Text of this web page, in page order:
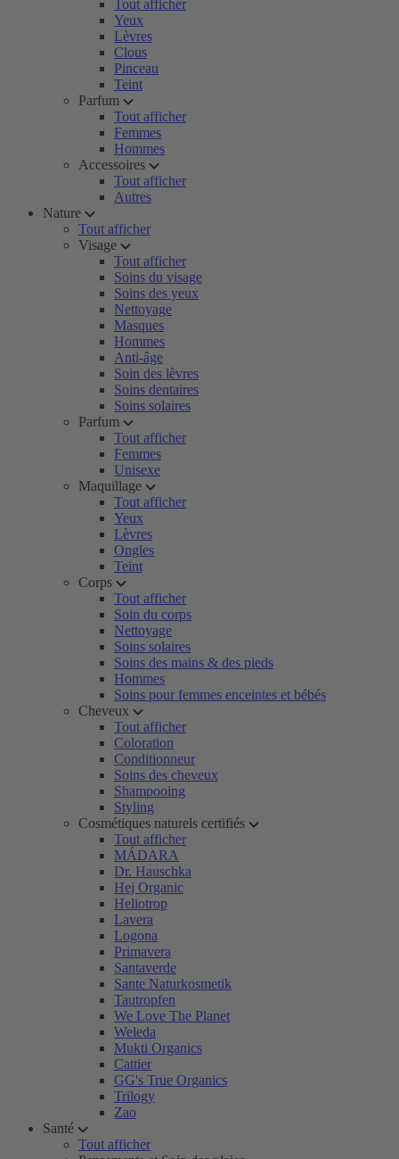
Tout afficher
Yeux
Lèvres
Clous
Pinceau
Teint
Parfum
Tout afficher
Femmes
Hommes
Accessoires
Tout afficher
Autres
Nature
Tout afficher
Visage
Tout afficher
Soins du visage
Soins des yeux
Nettoyage
Masques
Hommes
Anti-âge
Soin des lèvres
Soins dentaires
Soins solaires
Parfum
Tout afficher
Femmes
Unisexe
Maquillage
Tout afficher
Yeux
Lèvres
Ongles
Teint
Corps
Tout afficher
Soin du corps
Nettoyage
Soins solaires
Soins des mains & des pieds
Hommes
Soins pour femmes enceintes et bébés
Cheveux
Tout afficher
Coloration
Conditionneur
Soins des cheveux
Shampooing
Styling
Cosmétiques naturels certifiés
Tout afficher
MÁDARA
Dr. Hauschka
Hej Organic
Heliotrop
Lavera
Logona
Primavera
Santaverde
Sante Naturkosmetik
Tautropfen
We Love The Planet
Weleda
Mukti Organics
Cattier
GG's True Organics
Trilogy
Zao
Santé
Tout afficher